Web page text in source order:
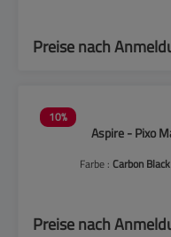
Preise nach
10%
Aspire - Pixo
Farbe :Carbon Black
Preise nach